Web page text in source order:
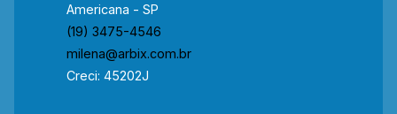
Americana - SP
(19) 3475-4546
milena@arbix.com.br
Creci: 45202J